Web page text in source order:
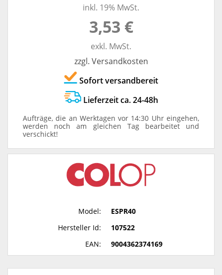
inkl. 19% MwSt.
3,53 €
exkl. MwSt.
zzgl. Versandkosten
Sofort versandbereit
Lieferzeit ca. 24-48h
Aufträge, die an Werktagen vor 14:30 Uhr eingehen,
werden noch am gleichen Tag bearbeitet und
verschickt!
Model:
ESPR40
Hersteller Id:
107522
EAN:
9004362374169